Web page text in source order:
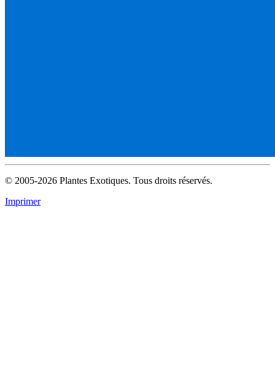
© 2005-2026 Plantes Exotiques. Tous droits réservés.
Imprimer